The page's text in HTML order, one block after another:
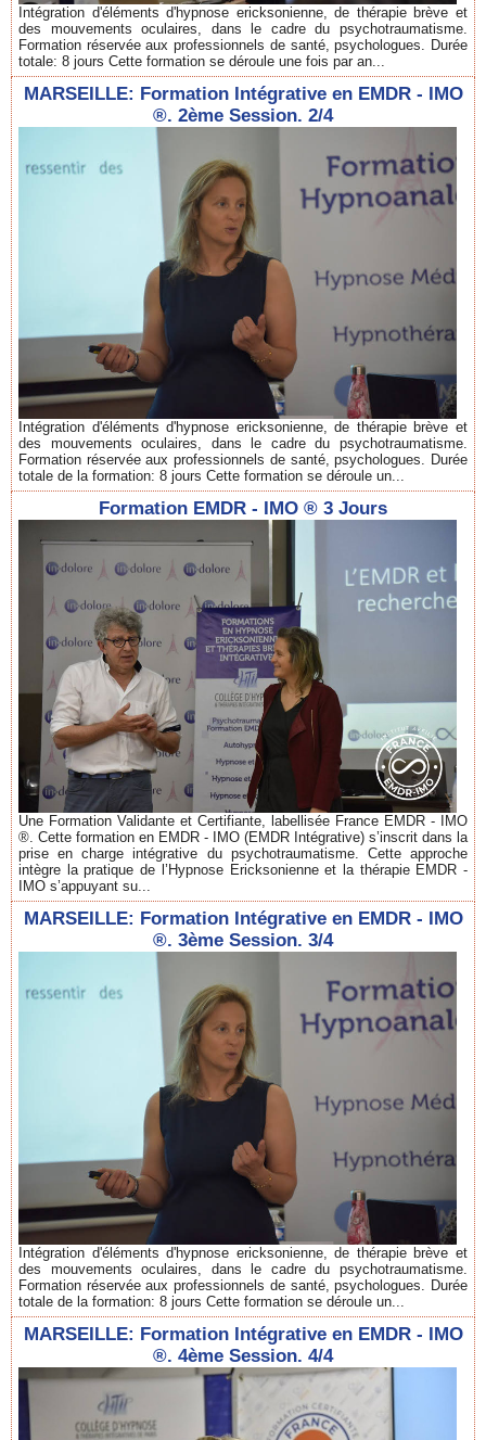
Intégration d'éléments d'hypnose ericksonienne, de thérapie brève et
des mouvements oculaires, dans le cadre du psychotraumatisme.
Formation réservée aux professionnels de santé, psychologues. Durée
totale: 8 jours Cette formation se déroule une fois par an...
MARSEILLE: Formation Intégrative en EMDR - IMO
®. 2ème Session. 2/4
Intégration d'éléments d'hypnose ericksonienne, de thérapie brève et
des mouvements oculaires, dans le cadre du psychotraumatisme.
Formation réservée aux professionnels de santé, psychologues. Durée
totale de la formation: 8 jours Cette formation se déroule un...
Formation EMDR - IMO ® 3 Jours
Une Formation Validante et Certifiante, labellisée France EMDR - IMO
®. Cette formation en EMDR - IMO (EMDR Intégrative) s’inscrit dans la
prise en charge intégrative du psychotraumatisme. Cette approche
intègre la pratique de l’Hypnose Ericksonienne et la thérapie EMDR -
IMO s’appuyant su...
MARSEILLE: Formation Intégrative en EMDR - IMO
®. 3ème Session. 3/4
Intégration d'éléments d'hypnose ericksonienne, de thérapie brève et
des mouvements oculaires, dans le cadre du psychotraumatisme.
Formation réservée aux professionnels de santé, psychologues. Durée
totale de la formation: 8 jours Cette formation se déroule un...
MARSEILLE: Formation Intégrative en EMDR - IMO
®. 4ème Session. 4/4